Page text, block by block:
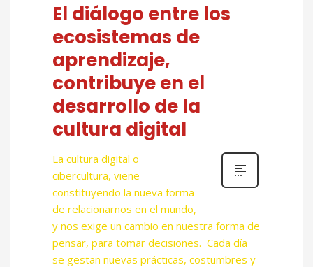
El diálogo entre los
ecosistemas de
aprendizaje,
contribuye en el
desarrollo de la
cultura digital
La cultura digital o
cibercultura, viene
constituyendo la nueva forma
de relacionarnos en el mundo,
y nos exige un cambio en nuestra forma de
pensar, para tomar decisiones. Cada día
se gestan nuevas prácticas, costumbres y